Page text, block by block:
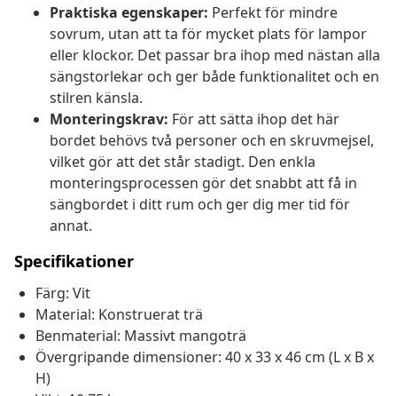
Praktiska egenskaper: Perfekt för mindre
sovrum, utan att ta för mycket plats för lampor
eller klockor. Det passar bra ihop med nästan alla
sängstorlekar och ger både funktionalitet och en
stilren känsla.
Monteringskrav: För att sätta ihop det här
bordet behövs två personer och en skruvmejsel,
vilket gör att det står stadigt. Den enkla
monteringsprocessen gör det snabbt att få in
sängbordet i ditt rum och ger dig mer tid för
annat.
Specifikationer
Färg: Vit
Material: Konstruerat trä
Benmaterial: Massivt mangoträ
Övergripande dimensioner: 40 x 33 x 46 cm (L x B x
H)